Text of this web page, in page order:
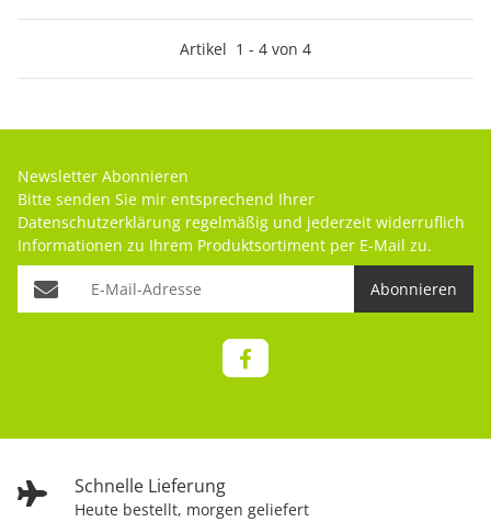
Artikel 1 - 4 von 4
Schnelle Lieferung
Heute bestellt, morgen geliefert
Newsletter Abonnieren
Bitte senden Sie mir entsprechend Ihrer
Datenschutzerklärung regelmäßig und jederzeit widerruflich
Informationen zu Ihrem Produktsortiment per E-Mail zu.
Abonnieren